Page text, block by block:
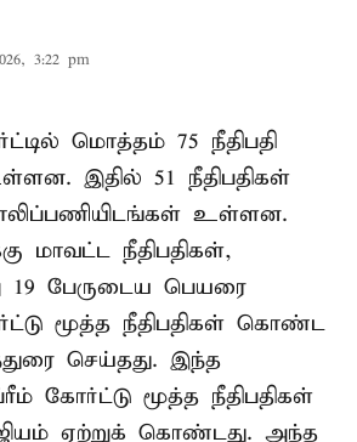
3:22 pm
மொத்தம் 75 நீதிபதி
இதில் 51 நீதிபதிகள்
உள்ளன.
மாவட்ட நீதிபதிகள்,
பேருடைய பெயரை
மூத்த நீதிபதிகள் கொண்ட
செய்தது. இந்த
கோர்ட்டு மூத்த நீதிபதிகள்
ஏற்றுக் கொண்டது. அந்த